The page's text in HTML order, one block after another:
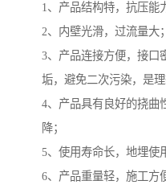
1、产品结构特，抗压能
2、内壁光滑，过流量大；
3、产品连接方便，接口
垢，避免二次污染，是理
4、产品具有良好的挠曲
降；
5、使用寿命长，地埋使
6、产品重量轻，施工方